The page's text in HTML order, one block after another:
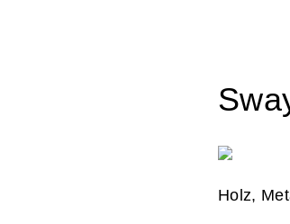
Holz,